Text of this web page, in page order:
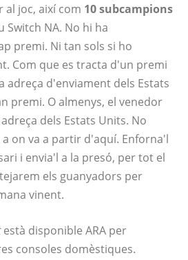
al joc, així com 10 subcampions
Switch NA. No hi ha
premi. Ni tan sols si ho
Com que es tracta d'un premi
adreça d'enviament dels Estats
premi. O almenys, el venedor
dels Estats Units. No
on va a partir d'aquí. Enforna'l
i envia'l a la presó, per tot el
els guanyadors per
vinent.
està disponible ARA per
consoles domèstiques.